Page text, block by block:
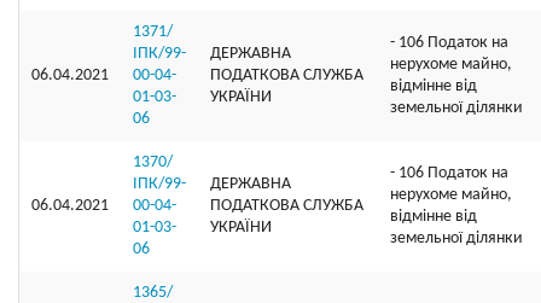
06.04.2021
1371/
ІПК/99-
00-04-
01-03-
06
ДЕРЖАВНА
ПОДАТКОВА СЛУЖБА
УКРАЇНИ
- 106 Податок на
нерухоме майно,
відмінне від
земельної ділянки
06.04.2021
1370/
ІПК/99-
00-04-
01-03-
06
ДЕРЖАВНА
ПОДАТКОВА СЛУЖБА
УКРАЇНИ
- 106 Податок на
нерухоме майно,
відмінне від
земельної ділянки
1365/